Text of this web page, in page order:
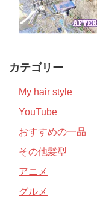
カテゴリー
My hair style
YouTube
おすすめの一品
その他髪型
アニメ
グルメ